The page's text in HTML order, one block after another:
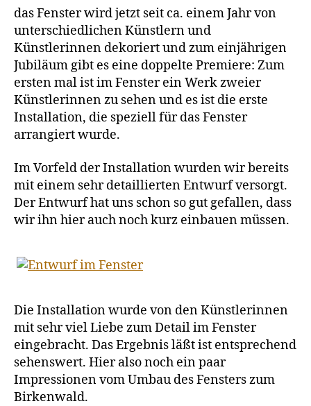
Birkenwald
das Fenster wird jetzt seit ca. einem Jahr von
unterschiedlichen Künstlern und
Künstlerinnen dekoriert und zum einjährigen
Jubiläum gibt es eine doppelte Premiere: Zum
ersten mal ist im Fenster ein Werk zweier
Künstlerinnen zu sehen und es ist die erste
Installation, die speziell für das Fenster
arrangiert wurde.
Im Vorfeld der Installation wurden wir bereits
mit einem sehr detaillierten Entwurf versorgt.
Der Entwurf hat uns schon so gut gefallen, dass
wir ihn hier auch noch kurz einbauen müssen.
Die Installation wurde von den Künstlerinnen
mit sehr viel Liebe zum Detail im Fenster
eingebracht. Das Ergebnis läßt ist entsprechend
sehenswert. Hier also noch ein paar
Impressionen vom Umbau des Fensters zum
Birkenwald.